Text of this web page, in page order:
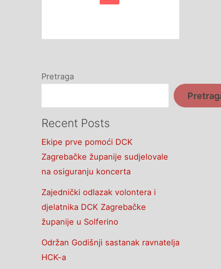
Pretraga
Recent Posts
Ekipe prve pomoći DCK
Zagrebačke županije sudjelovale
na osiguranju koncerta
Zajednički odlazak volontera i
djelatnika DCK Zagrebačke
županije u Solferino
Održan Godišnji sastanak ravnatelja
HCK-a